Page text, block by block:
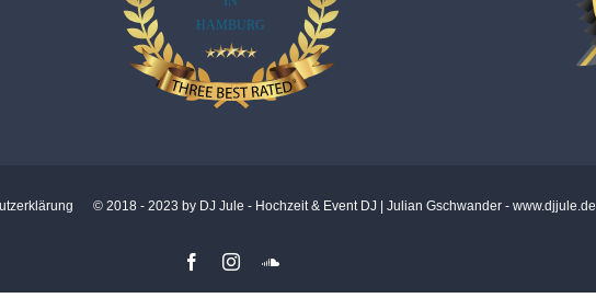
© 2018 - 2023 by DJ Jule - Hochzeit & Event DJ | Julian Gschwander - www.djjule.de
FacebookInstagramSoundCloud